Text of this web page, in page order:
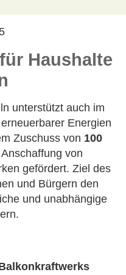
Haushalte
unterstützt auch im
Energien
Zuschuss von 100
von
gefördert. Ziel des
und Bürgern den
und unabhängige